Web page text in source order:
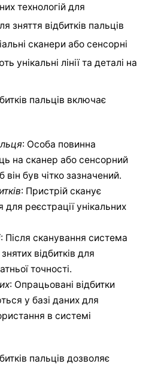
технологій для
зняття відбитків пальців
сканери або сенсорні
унікальні лінії та деталі на
пальців включає
: Особа повинна
на сканер або сенсорний
він був чітко зазначений.
: Пристрій сканує
реєстрації унікальних
: Після сканування система
відбитків для
точності.
: Опрацьовані відбитки
у базі даних для
в системі
пальців дозволяє